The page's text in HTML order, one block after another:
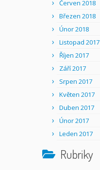
Červen 2018
Březen 2018
Únor 2018
Listopad 2017
Říjen 2017
Září 2017
Srpen 2017
Květen 2017
Duben 2017
Únor 2017
Leden 2017
Rubriky